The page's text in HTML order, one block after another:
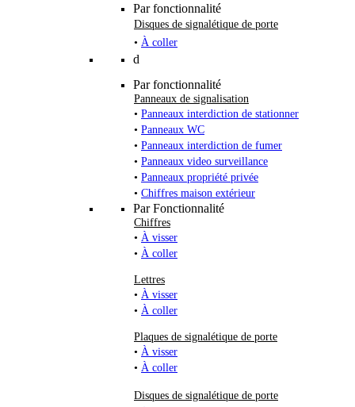
Par fonctionnalité
Disques de signalétique de porte
• À coller
d
Par fonctionnalité
Panneaux de signalisation
• Panneaux interdiction de stationner
• Panneaux WC
• Panneaux interdiction de fumer
• Panneaux video surveillance
• Panneaux propriété privée
• Chiffres maison extérieur
Par Fonctionnalité
Chiffres
• À visser
• À coller
Lettres
• À visser
• À coller
Plaques de signalétique de porte
• À visser
• À coller
Disques de signalétique de porte